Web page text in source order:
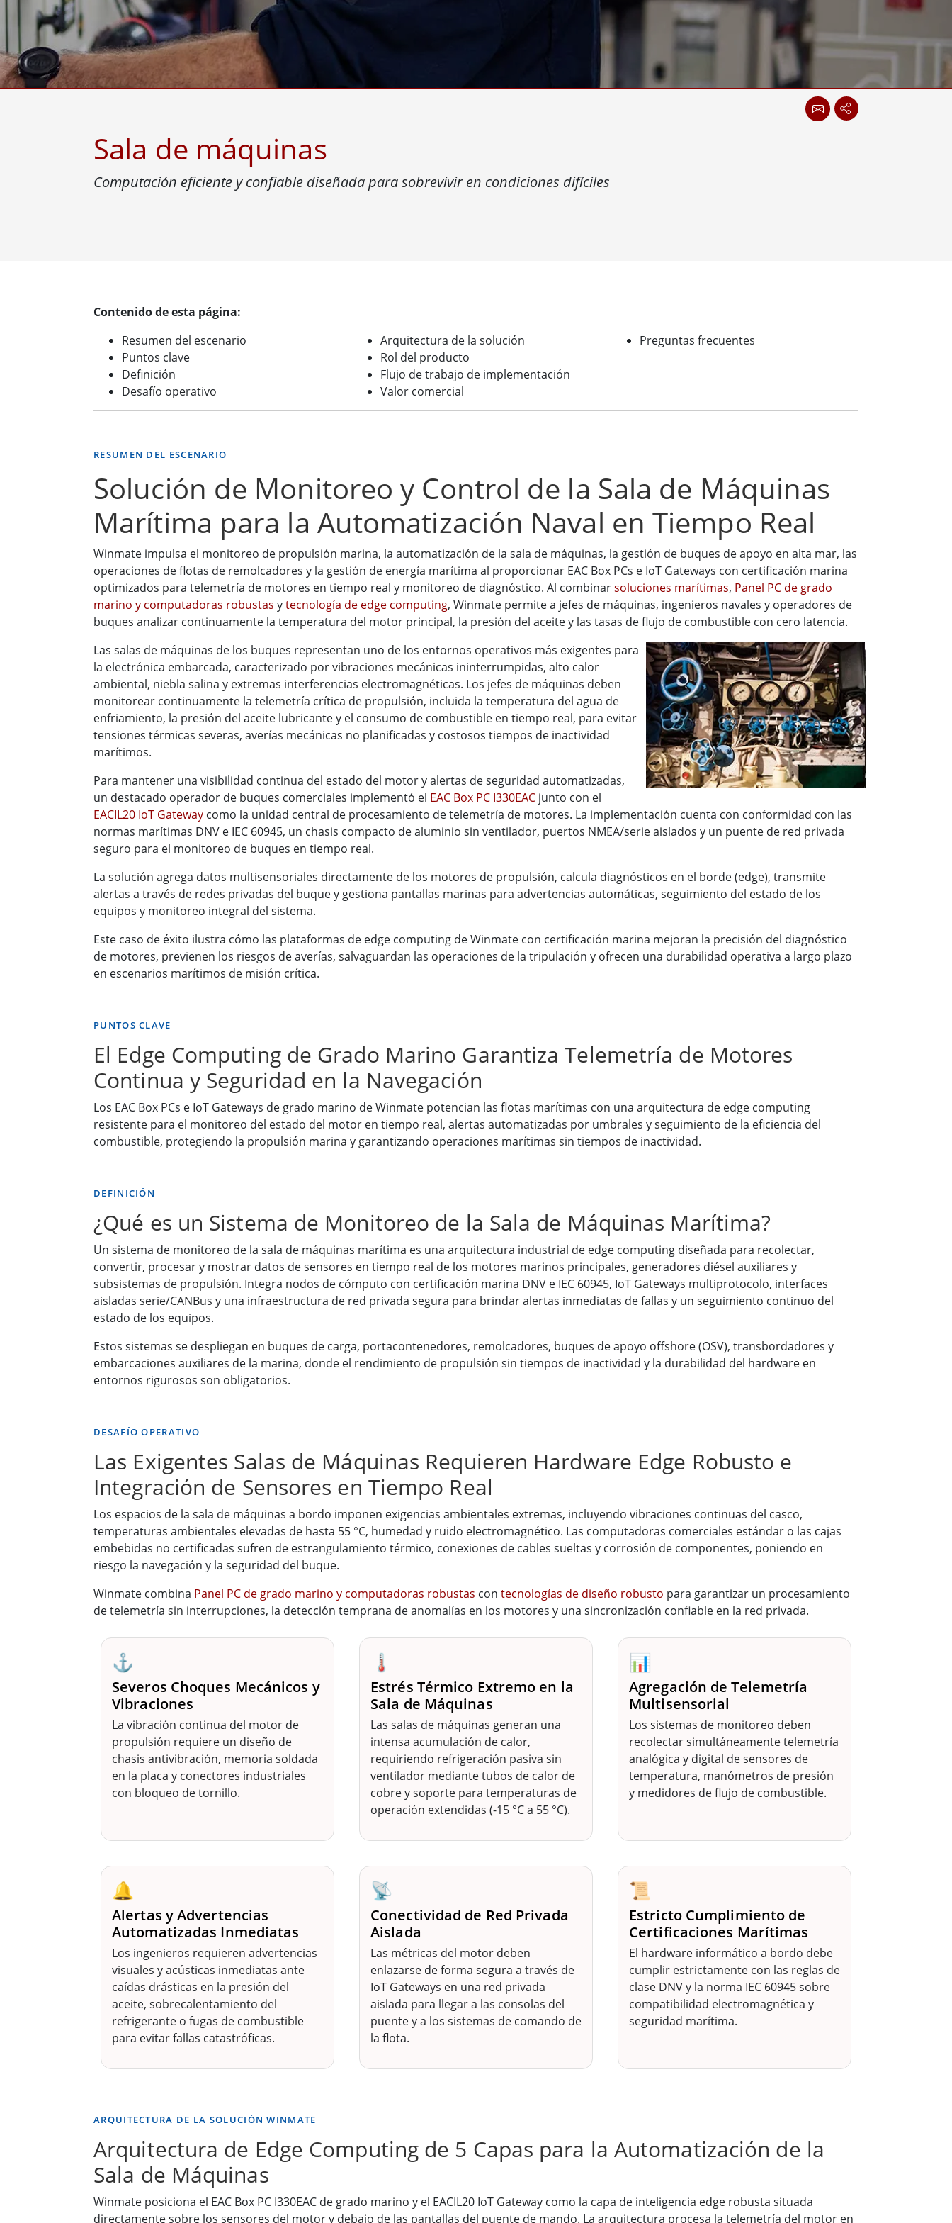
Ordenador montado en vehículo con
Android
Tableta montada en vehículo
Controlador Robótico
Resistente
Petróleo & Gas, Grado ATEX Grado de Acero Inoxidable
Panel PC de Acero Inoxidable
Pantalla de Acero Inoxidable
Sala de máquinas
Computación eficiente y confiable diseñada para sobrevivir en condiciones difíciles
Contenido de esta página:
Resumen del escenario
Puntos clave
Definición
Desafío operativo
Arquitectura de la solución
Rol del producto
Flujo de trabajo de implementación
Valor comercial
Preguntas frecuentes
RESUMEN DEL ESCENARIO
Solución de Monitoreo y Control de la Sala de Máquinas
Marítima para la Automatización Naval en Tiempo Real
Winmate impulsa el monitoreo de propulsión marina, la automatización de la sala de máquinas, la gestión de buques de apoyo en alta mar, las
operaciones de flotas de remolcadores y la gestión de energía marítima al proporcionar EAC Box PCs e IoT Gateways con certificación marina
optimizados para telemetría de motores en tiempo real y monitoreo de diagnóstico. Al combinarsoluciones marítimas, Panel PC de grado
marino y computadoras robustas ytecnología de edge computing, Winmate permite a jefes de máquinas, ingenieros navales y operadores de
buques analizar continuamente la temperatura del motor principal, la presión del aceite y las tasas de flujo de combustible con cero latencia.
Las salas de máquinas de los buques representan uno de los entornos operativos más exigentes para
la electrónica embarcada, caracterizado por vibraciones mecánicas ininterrumpidas, alto calor
ambiental, niebla salina y extremas interferencias electromagnéticas. Los jefes de máquinas deben
monitorear continuamente la telemetría crítica de propulsión, incluida la temperatura del agua de
enfriamiento, la presión del aceite lubricante y el consumo de combustible en tiempo real, para evitar
tensiones térmicas severas, averías mecánicas no planificadas y costosos tiempos de inactividad
marítimos.
Para mantener una visibilidad continua del estado del motor y alertas de seguridad automatizadas,
un destacado operador de buques comerciales implementó el EAC Box PC I330EAC junto con el
EACIL20 IoT Gateway como la unidad central de procesamiento de telemetría de motores. La implementación cuenta con conformidad con las
normas marítimas DNV e IEC 60945, un chasis compacto de aluminio sin ventilador, puertos NMEA/serie aislados y un puente de red privada
seguro para el monitoreo de buques en tiempo real.
La solución agrega datos multisensoriales directamente de los motores de propulsión, calcula diagnósticos en el borde (edge), transmite
alertas a través de redes privadas del buque y gestiona pantallas marinas para advertencias automáticas, seguimiento del estado de los
equipos y monitoreo integral del sistema.
Este caso de éxito ilustra cómo las plataformas de edge computing de Winmate con certificación marina mejoran la precisión del diagnóstico
de motores, previenen los riesgos de averías, salvaguardan las operaciones de la tripulación y ofrecen una durabilidad operativa a largo plazo
en escenarios marítimos de misión crítica.
PUNTOS CLAVE
El Edge Computing de Grado Marino Garantiza Telemetría de Motores
Continua y Seguridad en la Navegación
Los EAC Box PCs e IoT Gateways de grado marino de Winmate potencian las flotas marítimas con una arquitectura de edge computing
resistente para el monitoreo del estado del motor en tiempo real, alertas automatizadas por umbrales y seguimiento de la eficiencia del
combustible, protegiendo la propulsión marina y garantizando operaciones marítimas sin tiempos de inactividad.
DEFINICIÓN
¿Qué es un Sistema de Monitoreo de la Sala de Máquinas Marítima?
Un sistema de monitoreo de la sala de máquinas marítima es una arquitectura industrial de edge computing diseñada para recolectar,
convertir, procesar y mostrar datos de sensores en tiempo real de los motores marinos principales, generadores diésel auxiliares y
subsistemas de propulsión. Integra nodos de cómputo con certificación marina DNV e IEC 60945, IoT Gateways multiprotocolo, interfaces
aisladas serie/CANBus y una infraestructura de red privada segura para brindar alertas inmediatas de fallas y un seguimiento continuo del
estado de los equipos.
Estos sistemas se despliegan en buques de carga, portacontenedores, remolcadores, buques de apoyo offshore (OSV), transbordadores y
embarcaciones auxiliares de la marina, donde el rendimiento de propulsión sin tiempos de inactividad y la durabilidad del hardware en
entornos rigurosos son obligatorios.
DESAFÍO OPERATIVO
Las Exigentes Salas de Máquinas Requieren Hardware Edge Robusto e
Integración de Sensores en Tiempo Real
Los espacios de la sala de máquinas a bordo imponen exigencias ambientales extremas, incluyendo vibraciones continuas del casco,
temperaturas ambientales elevadas de hasta 55 °C, humedad y ruido electromagnético. Las computadoras comerciales estándar o las cajas
embebidas no certificadas sufren de estrangulamiento térmico, conexiones de cables sueltas y corrosión de componentes, poniendo en
riesgo la navegación y la seguridad del buque.
Winmate combina Panel PC de grado marino y computadoras robustas con tecnologías de diseño robusto para garantizar un procesamiento
de telemetría sin interrupciones, la detección temprana de anomalías en los motores y una sincronización confiable en la red privada.
⚓
Severos Choques Mecánicos y
Vibraciones
La vibración continua del motor de
propulsión requiere un diseño de
chasis antivibración, memoria soldada
en la placa y conectores industriales
con bloqueo de tornillo.
🌡️
Estrés Térmico Extremo en la
Sala de Máquinas
Las salas de máquinas generan una
intensa acumulación de calor,
requiriendo refrigeración pasiva sin
ventilador mediante tubos de calor de
cobre y soporte para temperaturas de
operación extendidas (-15 °C a 55 °C).
📊
Agregación de Telemetría
Multisensorial
Los sistemas de monitoreo deben
recolectar simultáneamente telemetría
analógica y digital de sensores de
temperatura, manómetros de presión
y medidores de flujo de combustible.
🔔
Alertas y Advertencias
Automatizadas Inmediatas
Los ingenieros requieren advertencias
visuales y acústicas inmediatas ante
caídas drásticas en la presión del
aceite, sobrecalentamiento del
refrigerante o fugas de combustible
para evitar fallas catastróficas.
📡
Conectividad de Red Privada
Aislada
Las métricas del motor deben
enlazarse de forma segura a través de
IoT Gateways en una red privada
aislada para llegar a las consolas del
puente y a los sistemas de comando de
la flota.
📜
Estricto Cumplimiento de
Certificaciones Marítimas
El hardware informático a bordo debe
cumplir estrictamente con las reglas de
clase DNV y la norma IEC 60945 sobre
compatibilidad electromagnética y
seguridad marítima.
ARQUITECTURA DE LA SOLUCIÓN WINMATE
Arquitectura de Edge Computing de 5 Capas para la Automatización de la
Sala de Máquinas
Winmate posiciona el EAC Box PC I330EAC de grado marino y el EACIL20 IoT Gateway como la capa de inteligencia edge robusta situada
directamente sobre los sensores del motor y debajo de las pantallas del puente de mando. La arquitectura procesa la telemetría del motor en